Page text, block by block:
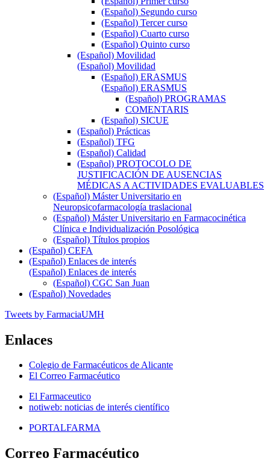
(Español) Segundo curso
(Español) Tercer curso
(Español) Cuarto curso
(Español) Quinto curso
(Español) Movilidad
(Español) Movilidad
(Español) ERASMUS
(Español) ERASMUS
(Español) PROGRAMAS
COMENTARIS
(Español) SICUE
(Español) Prácticas
(Español) TFG
(Español) Calidad
(Español) PROTOCOLO DE
JUSTIFICACIÓN DE AUSENCIAS
MÉDICAS A ACTIVIDADES EVALUABLES
(Español) Máster Universitario en
Neuropsicofarmacología traslacional
(Español) Máster Universitario en Farmacocinética
Clínica e Individualización Posológica
(Español) Títulos propios
(Español) CEFA
(Español) Enlaces de interés
(Español) Enlaces de interés
(Español) CGC San Juan
(Español) Novedades
Tweets by FarmaciaUMH
Enlaces
Colegio de Farmacéuticos de Alicante
El Correo Farmacéutico
El Farmaceutico
notiweb: noticias de interés científico
PORTALFARMA
Correo Farmacéutico